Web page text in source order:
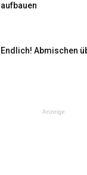
aufbauen
Endlich! Abmischen
Anzeige